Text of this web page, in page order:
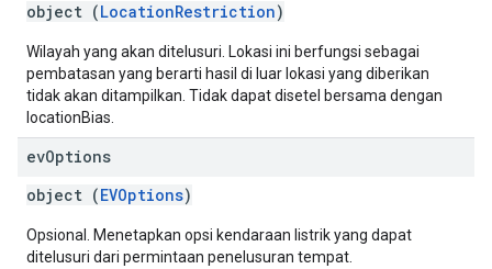
object (LocationRestriction)
Wilayah yang akan ditelusuri. Lokasi ini berfungsi sebagai
pembatasan yang berarti hasil di luar lokasi yang diberikan
tidak akan ditampilkan. Tidak dapat disetel bersama dengan
locationBias.
evOptions
object (EVOptions)
Opsional. Menetapkan opsi kendaraan listrik yang dapat
ditelusuri dari permintaan penelusuran tempat.